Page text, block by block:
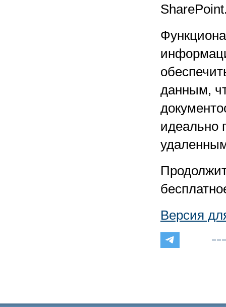
данным,
идеально
Версия